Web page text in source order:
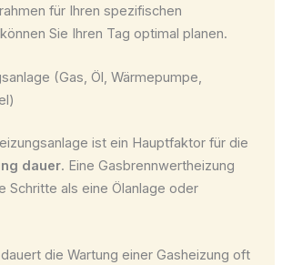
für Ihren spezifischen
Sie Ihren Tag optimal planen.
(Gas, Öl, Wärmepumpe,
ist ein Hauptfaktor für die
dauer. Eine Gasbrennwertheizung
Schritte als eine Ölanlage oder
die Wartung einer Gasheizung oft